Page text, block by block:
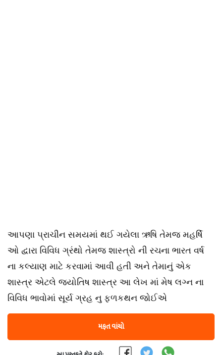
આપણા પ્રાચીન સમયમાં થઈ ગયેલા ઋષિ તેમજ મહર્ષિ
ઓ દ્વારા વિવિધ ગ્રંથો તેમજ શાસ્ત્રો ની રચના ભારત વર્ષ
ના કલ્યાણ માટે કરવામાં આવી હતી અને તેમાનું એક
શાસ્ત્ર એટલે જયોતિષ શાસ્ત્ર આ લેખ માં મેષ લગ્ન ના
વિવિધ ભાવોમાં સૂર્ય ગ્રહ નુ ફળકથન જોઈએ
મફત વાંચો